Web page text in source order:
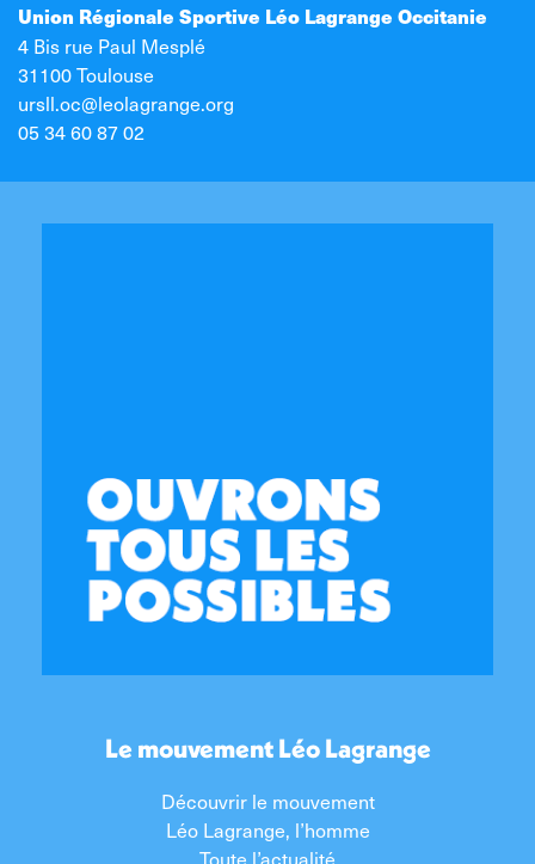
Union Régionale Sportive Léo Lagrange Occitanie
4 Bis rue Paul Mesplé
31100 Toulouse
ursll.oc@leolagrange.org
05 34 60 87 02
Le mouvement Léo Lagrange
Découvrir le mouvement
Léo Lagrange, l’homme
Toute l’actualité